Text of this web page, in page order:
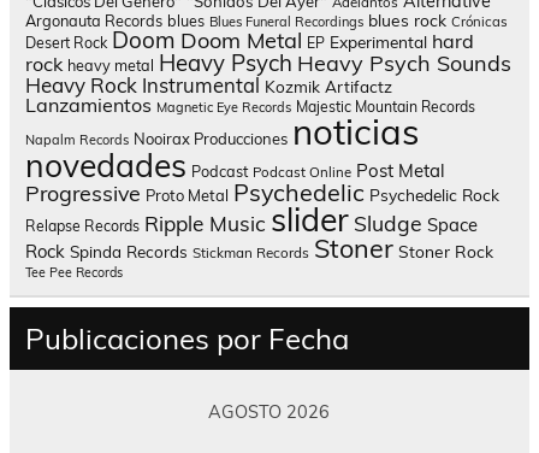
Argonauta Records blues Blues Funeral Recordings blues rock Crónicas
Desert Rock Doom Doom Metal EP Experimental hard
rock heavy metal Heavy Psych Heavy Psych Sounds
Heavy Rock Instrumental Kozmik Artifactz
Lanzamientos Magnetic Eye Records Majestic Mountain Records
Napalm Records Nooirax Producciones noticias
novedades Podcast Podcast Online Post Metal
Progressive Proto Metal Psychedelic Psychedelic Rock
Relapse Records Ripple Music slider Sludge Space
Rock Spinda Records Stickman Records Stoner Stoner Rock
Tee Pee Records
Publicaciones por Fecha
AGOSTO 2026